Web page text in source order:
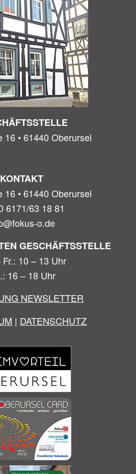
16 • 61440 Oberursel
KONTAKT
16 • 61440 Oberursel
6171/63 18 81
o.de
GESCHÄFTSSTELLE
Fr.: 10 – 13 Uhr
16 – 18 Uhr
NEWSLETTER
| DATENSCHUTZ